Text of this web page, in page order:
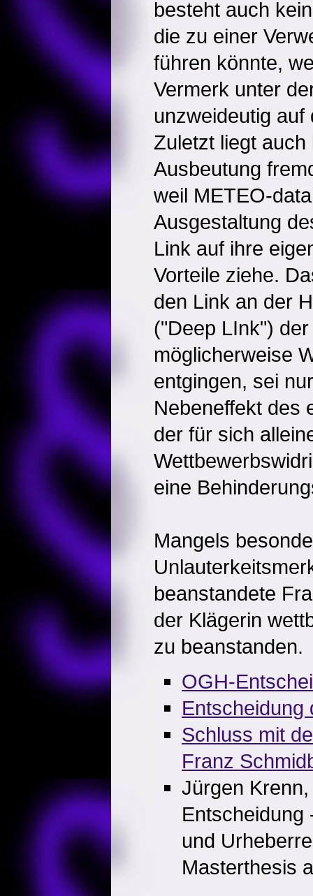
besteht auch
die zu einer
führen könnte,
Vermerk unter
unzweideutig auf
Zuletzt liegt
Ausbeutung
weil METEO-
Ausgestaltung
Link auf ihre
Vorteile ziehe.
den Link an der
("Deep LInk")
möglicherweise
entgingen, sei
Nebeneffekt des
der für sich
eine
Mangels
beanstandete
der Klägerin
zu beanstanden.
OGH-
Entscheidung
Schluss mit
Franz
Jürgen
Entscheidung
und
Masterthesis